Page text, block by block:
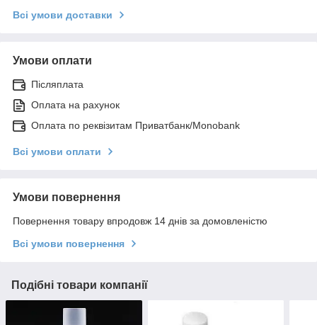
Всі умови доставки
Умови оплати
Післяплата
Оплата на рахунок
Оплата по реквізитам Приватбанк/Monobank
Всі умови оплати
Умови повернення
Повернення товару впродовж 14 днів за домовленістю
Всі умови повернення
Подібні товари компанії